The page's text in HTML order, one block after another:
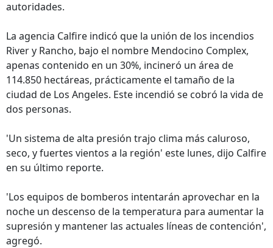
autoridades.
La agencia Calfire indicó que la unión de los incendios
River y Rancho, bajo el nombre Mendocino Complex,
apenas contenido en un 30%, incineró un área de
114.850 hectáreas, prácticamente el tamaño de la
ciudad de Los Angeles. Este incendió se cobró la vida de
dos personas.
'Un sistema de alta presión trajo clima más caluroso,
seco, y fuertes vientos a la región' este lunes, dijo Calfire
en su último reporte.
'Los equipos de bomberos intentarán aprovechar en la
noche un descenso de la temperatura para aumentar la
supresión y mantener las actuales líneas de contención',
agregó.